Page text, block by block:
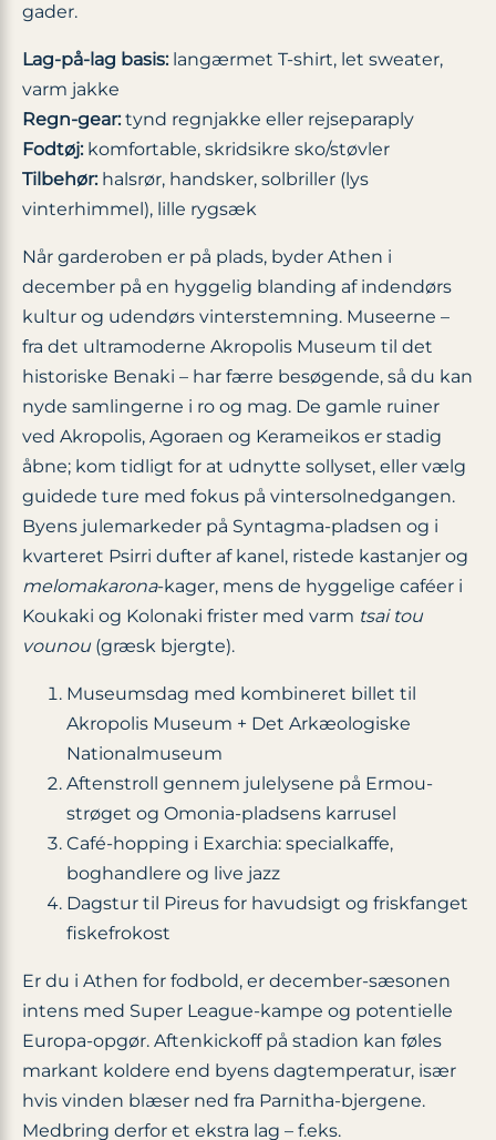
gader.
Lag-på-lag basis:langærmet T-shirt, let sweater,
varm jakke
Regn-gear:tynd regnjakke eller rejseparaply
Fodtøj:komfortable, skridsikre sko/støvler
Tilbehør:halsrør, handsker, solbriller (lys
vinterhimmel), lille rygsæk
Når garderoben er på plads, byder Athen i
december på en hyggelig blanding af indendørs
kultur og udendørs vinterstemning. Museerne –
fra det ultramoderne Akropolis Museum til det
historiske Benaki – har færre besøgende, så du kan
nyde samlingerne i ro og mag. De gamle ruiner
ved Akropolis, Agoraen og Kerameikos er stadig
åbne; kom tidligt for at udnytte sollyset, eller vælg
guidede ture med fokus på vintersolnedgangen.
Byens julemarkeder på Syntagma-pladsen og i
kvarteret Psirri dufter af kanel, ristede kastanjer og
melomakarona-kager, mens de hyggelige caféer i
Koukaki og Kolonaki frister med varm tsai tou
vounou (græsk bjergte).
Museumsdag med kombineret billet til
Akropolis Museum + Det Arkæologiske
Nationalmuseum
Aftenstroll gennem julelysene på Ermou-
strøget og Omonia-pladsens karrusel
Café-hopping i Exarchia: specialkaffe,
boghandlere og live jazz
Dagstur til Pireus for havudsigt og friskfanget
fiskefrokost
Er du i Athen for fodbold, er december-sæsonen
intens med Super League-kampe og potentielle
Europa-opgør. Aftenkickoff på stadion kan føles
markant koldere end byens dagtemperatur, især
hvis vinden blæser ned fra Parnitha-bjergene.
Medbring derfor et ekstra lag – f.eks.